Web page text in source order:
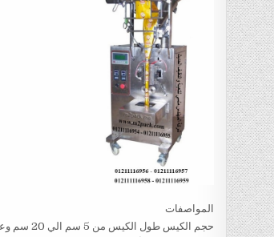
المواصفات
حجم الكيس طول الكيس من 5 سم الي 20 سم وعرض من 4 سم الي 14سم تقريبا و يمكن تعديل طول الكيس و عرض الكيس حسب متطلبات العمل